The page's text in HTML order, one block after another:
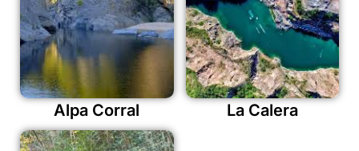
Alpa Corral La Calera